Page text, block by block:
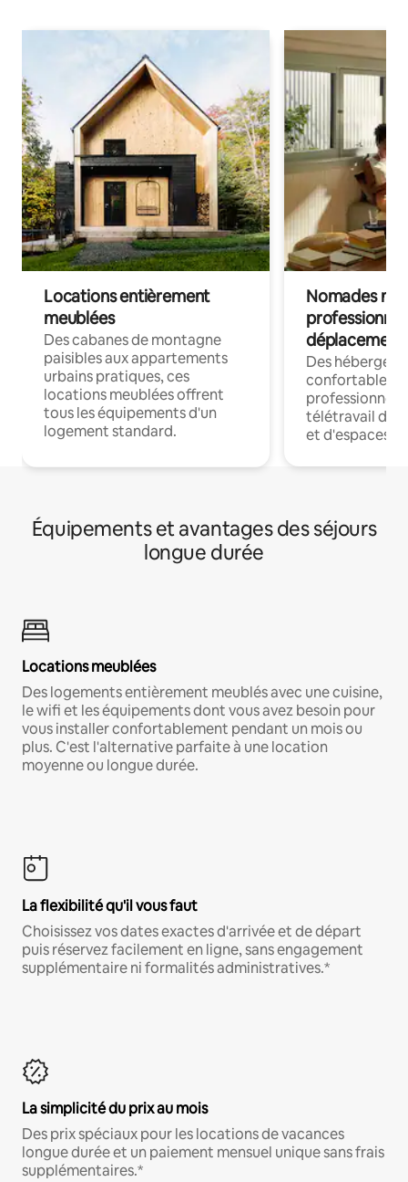
Locations entièrement
meublées
Des cabanes de montagne
paisibles aux appartements
urbains pratiques, ces
locations meublées offrent
tous les équipements d'un
logement standard.
Nomades
déplacement
Des
confortables
professionnels
télétravail
et d'espaces
Équipements et avantages des séjours
longue durée
Locations meublées
Des logements entièrement meublés avec une cuisine,
le wifi et les équipements dont vous avez besoin pour
vous installer confortablement pendant un mois ou
plus. C'est l'alternative parfaite à une location
moyenne ou longue durée.
La flexibilité qu'il vous faut
Choisissez vos dates exactes d'arrivée et de départ
puis réservez facilement en ligne, sans engagement
supplémentaire ni formalités administratives.*
La simplicité du prix au mois
Des prix spéciaux pour les locations de vacances
longue durée et un paiement mensuel unique sans frais
supplémentaires.*